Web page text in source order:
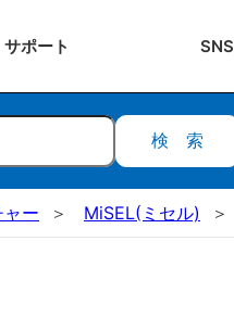
サポート SNS
検索
ー MiSEL(ミセル)